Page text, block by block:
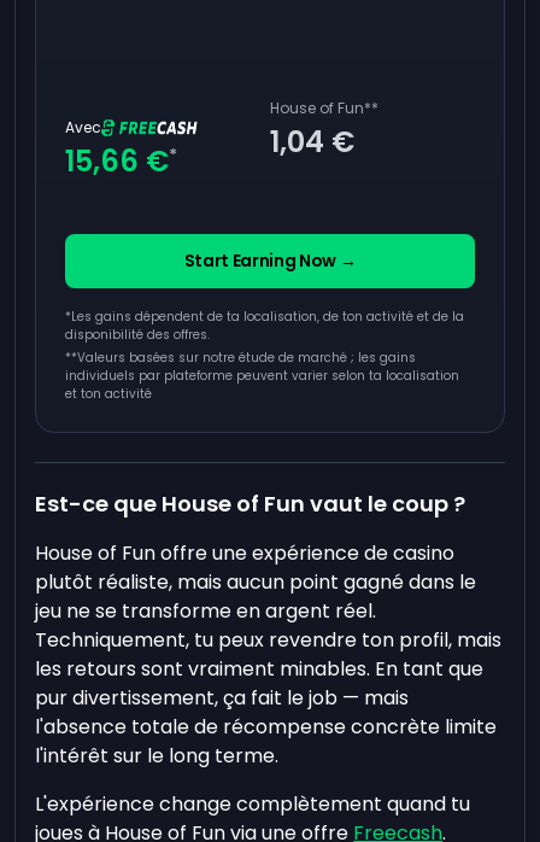
Avec
15,66 €*
House of Fun**
1,04 €
Start Earning Now →
*Les gains dépendent de ta localisation, de ton activité et de la
disponibilité des offres.
**Valeurs basées sur notre étude de marché ; les gains
individuels par plateforme peuvent varier selon ta localisation
et ton activité
Est-ce que House of Fun vaut le coup ?
House of Fun offre une expérience de casino
plutôt réaliste, mais aucun point gagné dans le
jeu ne se transforme en argent réel.
Techniquement, tu peux revendre ton profil, mais
les retours sont vraiment minables. En tant que
pur divertissement, ça fait le job — mais
l'absence totale de récompense concrète limite
l'intérêt sur le long terme.
L'expérience change complètement quand tu
joues à House of Fun via une offre Freecash.